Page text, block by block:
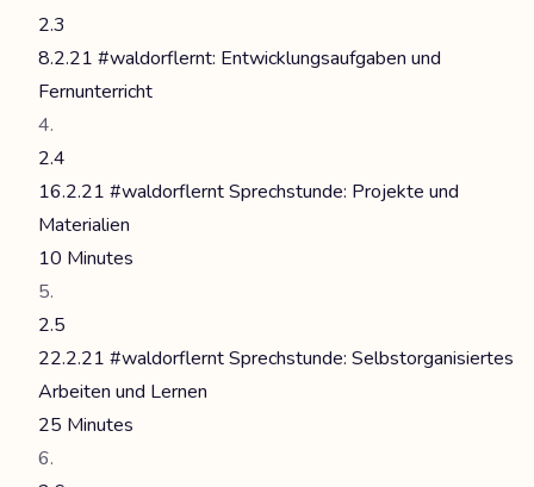
2.3
8.2.21 #waldorflernt: Entwicklungsaufgaben und
Fernunterricht
2.4
16.2.21 #waldorflernt Sprechstunde: Projekte und
Materialien
10 Minutes
2.5
22.2.21 #waldorflernt Sprechstunde: Selbstorganisiertes
Arbeiten und Lernen
25 Minutes